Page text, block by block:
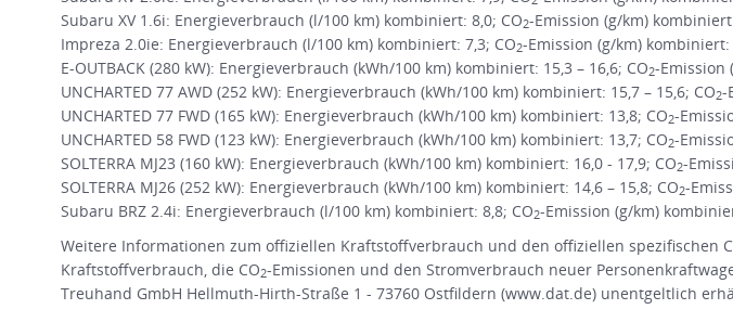
Subaru XV 1.6i: Energieverbrauch (l/100 km) kombiniert: 8,0; CO2-Emission (g/km)
Impreza 2.0ie: Energieverbrauch (l/100 km) kombiniert: 7,3; CO2-Emission (g/km) kombiniert:
E-OUTBACK (280 kW): Energieverbrauch (kWh/100 km) kombiniert: 15,3 – 16,6; CO2-Emission
UNCHARTED 77 AWD (252 kW): Energieverbrauch (kWh/100 km) kombiniert: 15,7 – 15,6; CO2-
UNCHARTED 77 FWD (165 kW): Energieverbrauch (kWh/100 km) kombiniert: 13,8; CO2-
UNCHARTED 58 FWD (123 kW): Energieverbrauch (kWh/100 km) kombiniert: 13,7; CO2-
SOLTERRA MJ23 (160 kW): Energieverbrauch (kWh/100 km) kombiniert: 16,0 - 17,9; CO2-
SOLTERRA MJ26 (252 kW): Energieverbrauch (kWh/100 km) kombiniert: 14,6 – 15,8; CO2-
Subaru BRZ 2.4i: Energieverbrauch (l/100 km) kombiniert: 8,8; CO2-Emission (g/km)
Weitere Informationen zum offiziellen Kraftstoffverbrauch und den offiziellen spezifischen
Kraftstoffverbrauch, die CO2-Emissionen und den Stromverbrauch neuer
Treuhand GmbH Hellmuth-Hirth-Straße 1 - 73760 Ostfildern (www.dat.de) unentgeltlich